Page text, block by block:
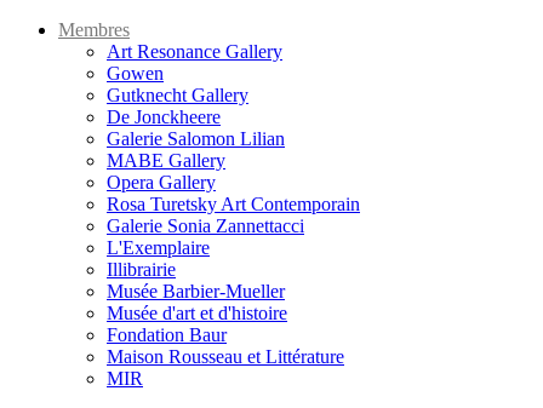
Membres
Art Resonance Gallery
Gowen
Gutknecht Gallery
De Jonckheere
Galerie Salomon Lilian
MABE Gallery
Opera Gallery
Rosa Turetsky Art Contemporain
Galerie Sonia Zannettacci
L'Exemplaire
Illibrairie
Musée Barbier-Mueller
Musée d'art et d'histoire
Fondation Baur
Maison Rousseau et Littérature
MIR